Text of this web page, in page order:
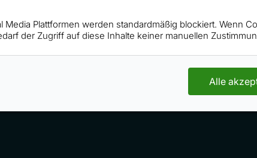
Media Plattformen werden standardmäßig blockiert. Wenn
der Zugriff auf diese Inhalte keiner manuellen
Alle
PODCAST-ANFRAGEN